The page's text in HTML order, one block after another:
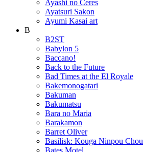
Ayashi no Ceres
Ayatsuri Sakon
Ayumi Kasai art
B
B2ST
Babylon 5
Baccano!
Back to the Future
Bad Times at the El Royale
Bakemonogatari
Bakuman
Bakumatsu
Bara no Maria
Barakamon
Barret Oliver
Basilisk: Kouga Ninpou Chou
Bates Motel